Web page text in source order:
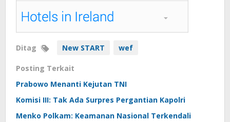
Ditag New START wef
Posting Terkait
Prabowo Menanti Kejutan TNI
Komisi III: Tak Ada Surpres Pergantian Kapolri
Menko Polkam: Keamanan Nasional Terkendali